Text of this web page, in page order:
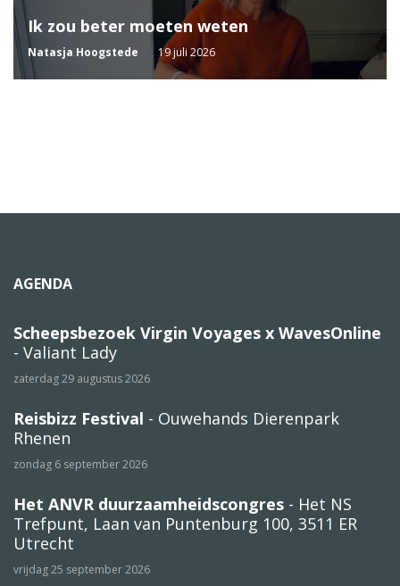
Ik zou beter moeten weten
Natasja Hoogstede 19 juli 2026
AGENDA
Scheepsbezoek Virgin Voyages x WavesOnline
- Valiant Lady
zaterdag 29 augustus 2026
Reisbizz Festival - Ouwehands Dierenpark
Rhenen
zondag 6 september 2026
Het ANVR duurzaamheidscongres - Het NS
Trefpunt, Laan van Puntenburg 100, 3511 ER
Utrecht
vrijdag 25 september 2026